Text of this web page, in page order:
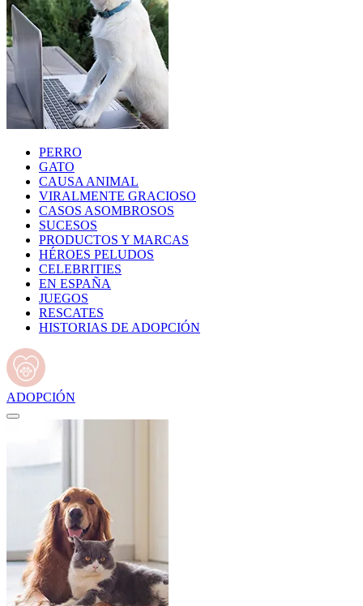
PERRO
GATO
CAUSA ANIMAL
VIRALMENTE GRACIOSO
CASOS ASOMBROSOS
SUCESOS
PRODUCTOS Y MARCAS
HÉROES PELUDOS
CELEBRITIES
EN ESPAÑA
JUEGOS
RESCATES
HISTORIAS DE ADOPCIÓN
ADOPCIÓN